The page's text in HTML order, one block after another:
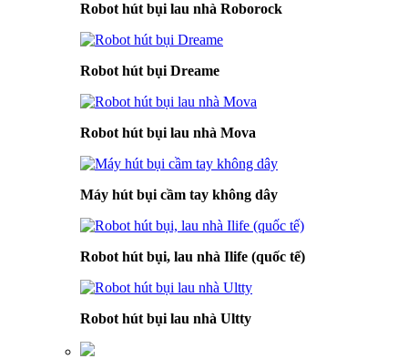
Robot hút bụi lau nhà Roborock
Robot hút bụi Dreame
Robot hút bụi lau nhà Mova
Máy hút bụi cầm tay không dây
Robot hút bụi, lau nhà Ilife (quốc tế)
Robot hút bụi lau nhà Ultty